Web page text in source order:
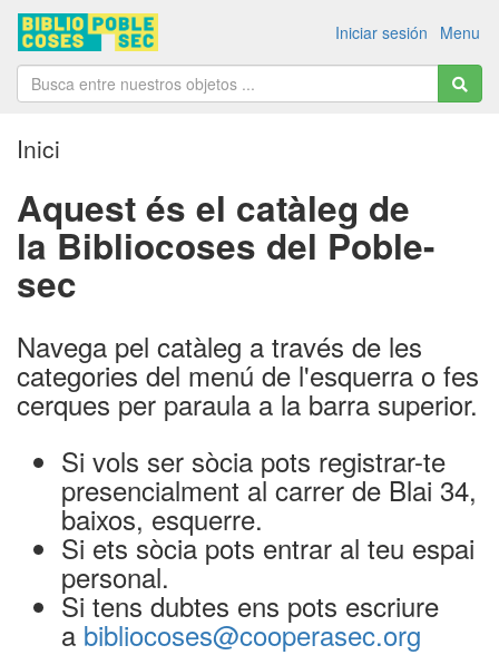
Menu
Iniciar sesión
Inici
Aquest és el catàleg de
laBibliocoses del Poble-
sec
Navega pel catàleg a través de les
categories del menú de l'esquerra o fes
cerques per paraula a la barra superior.
Si vols ser sòcia pots registrar-te
presencialment al carrer de Blai 34,
baixos, esquerre.
Si ets sòcia pots entrar al teu espai
personal.
Si tens dubtes ens pots escriure
a bibliocoses@cooperasec.org